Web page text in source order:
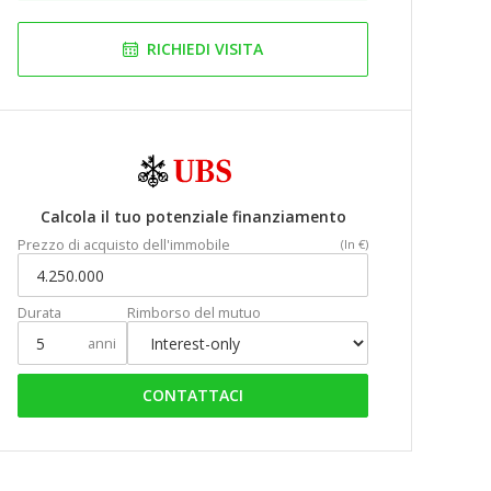
RICHIEDI VISITA
Calcola il tuo potenziale finanziamento
Prezzo di acquisto dell'immobile (In €)
Durata
anni
Rimborso del mutuo
CONTATTACI